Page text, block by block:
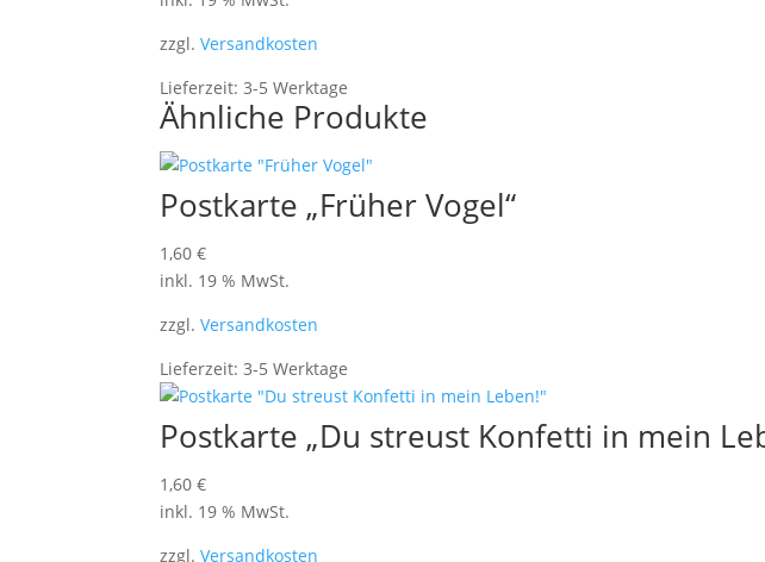
zzgl.Versandkosten
Lieferzeit:3-5 Werktage
Ähnliche Produkte
Postkarte „Früher Vogel“
1,60€
inkl. 19 % MwSt.
zzgl.Versandkosten
Lieferzeit:3-5 Werktage
Postkarte „Du streust Konfetti in mein
1,60€
inkl. 19 % MwSt.
zzgl.Versandkosten